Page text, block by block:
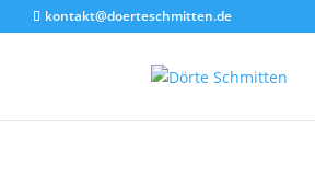
Akkordeon geschlossen
kontakt@doerteschmitten.de